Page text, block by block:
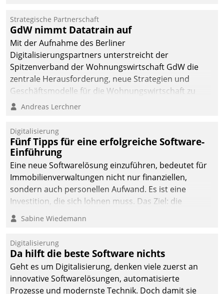
kommunale Wohnungsbauunternehmen daher
gemeinsam mit der Berliner Datatrain GmbH den
Teilprozess der Objektsanierung digitalisiert.
Strategische Partnerschaft
GdW nimmt Datatrain auf
Mit der Aufnahme des Berliner
Digitalisierungspartners unterstreicht der
Spitzenverband der Wohnungswirtschaft GdW die
zentrale Herausforderung, neue Strategien und
Geschäftsmodelle für die Wohnungswirtschaft zu
entwickeln.
Andreas Lerchner
Digitalisierung
Fünf Tipps für eine erfolgreiche Software-
Einführung
Eine neue Softwarelösung einzuführen, bedeutet für
Immobilienverwaltungen nicht nur finanziellen,
sondern auch personellen Aufwand. Es ist eine
Investition, die sich lohnen muss. Das Ziel: die
nachhaltige Optimierung der Geschäftsabläufe. Damit
dieses Ziel erreicht wird, sollten einige Grundregeln
Sabine Wiedemann
Digitalisierung
Da hilft die beste Software nichts
Geht es um Digitalisierung, denken viele zuerst an
innovative Softwarelösungen, automatisierte
Prozesse und modernste Technik. Doch damit sie